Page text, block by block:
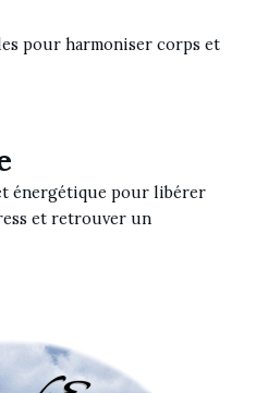
pour harmoniser corps et
énergétique pour libérer
et retrouver un